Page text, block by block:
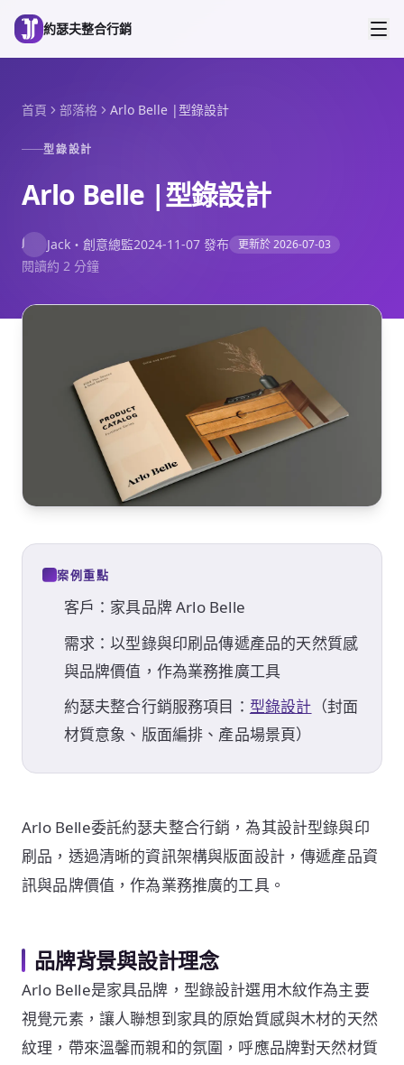
跳到主要內容
約瑟夫整合行銷
首頁 部落格 Arlo Belle |型錄設計
型錄設計
Arlo Belle |型錄設計
J Jack ・ 創意總監2024-11-07 發布 更新於2026-07-03
閱讀約 2 分鐘
案例重點
客戶：家具品牌 Arlo Belle
需求：以型錄與印刷品傳遞產品的天然質感
與品牌價值，作為業務推廣工具
約瑟夫整合行銷服務項目： 型錄設計 （封面
材質意象、版面編排、產品場景頁）
Arlo Belle委託約瑟夫整合行銷，為其設計型錄與印
刷品，透過清晰的資訊架構與版面設計，傳遞產品資
訊與品牌價值，作為業務推廣的工具。
品牌背景與設計理念
Arlo Belle是家具品牌，型錄設計選用木紋作為主要
視覺元素，讓人聯想到家具的原始質感與木材的天然
紋理，帶來溫馨而親和的氛圍，呼應品牌對天然材質